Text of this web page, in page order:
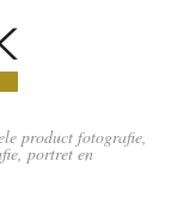
product fotografie,
portret en